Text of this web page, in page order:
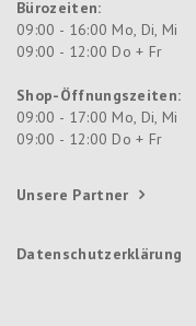
Bürozeiten:
09:00 - 16:00 Mo, Di, Mi
09:00 - 12:00 Do + Fr
Shop-Öffnungszeiten:
09:00 - 17:00 Mo, Di, Mi
09:00 - 12:00 Do + Fr
Unsere Partner
Datenschutzerklärung